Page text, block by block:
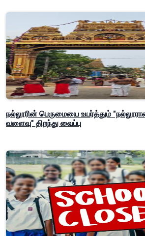
நல்லூரின் பெருமையை உயர்த்தும்
வளைவு" திறந்து வைப்பு